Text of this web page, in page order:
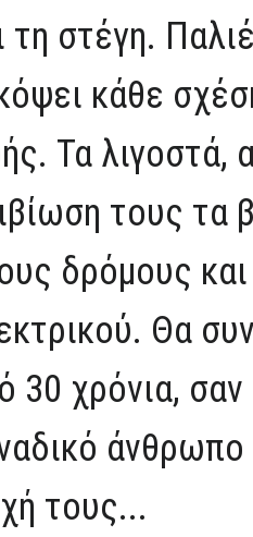
τη στέγη.
κάθε
Τα λιγοστά,
τους τα
δρόμους
Θα
30 χρόνια,
άνθρωπο
τους...